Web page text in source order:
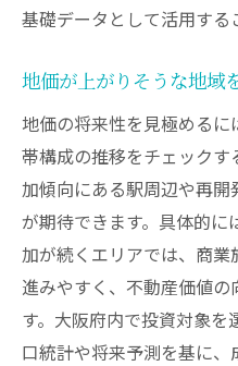
エリア選定で失
基礎データとして活用する
地価が上がりそうな地域
地価の将来性を見極める
帯構成の推移をチェック
加傾向にある駅周辺や再
が期待できます。具体的
加が続くエリアでは、商
進みやすく、不動産価値
す。大阪府内で投資対象を
口統計や将来予測を基に